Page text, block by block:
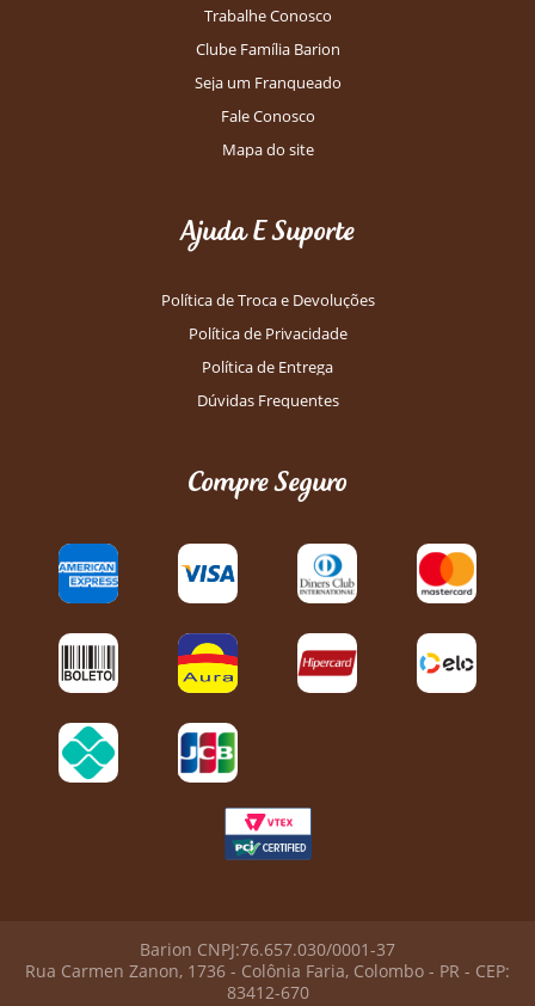
Trabalhe Conosco
Clube Família Barion
Seja um Franqueado
Fale Conosco
Mapa do site
Ajuda E Suporte
Política de Troca e Devoluções
Política de Privacidade
Política de Entrega
Dúvidas Frequentes
Compre Seguro
Barion CNPJ:76.657.030/0001-37
Rua Carmen Zanon, 1736 - Colônia Faria, Colombo - PR - CEP:
83412-670